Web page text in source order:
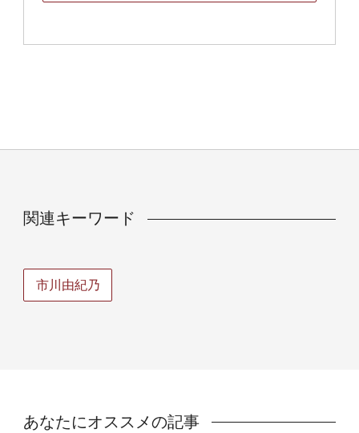
関連キーワード
市川由紀乃
あなたにオススメの記事